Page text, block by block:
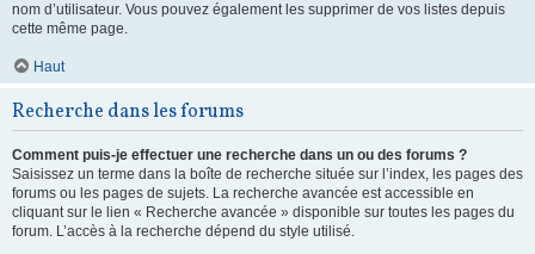
nom d’utilisateur. Vous pouvez également les supprimer de vos listes depuis
cette même page.
Haut
Recherche dans les forums
Comment puis-je effectuer une recherche dans un ou des forums ?
Saisissez un terme dans la boîte de recherche située sur l’index, les pages des
forums ou les pages de sujets. La recherche avancée est accessible en
cliquant sur le lien « Recherche avancée » disponible sur toutes les pages du
forum. L’accès à la recherche dépend du style utilisé.